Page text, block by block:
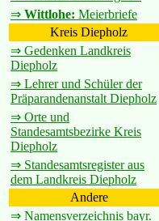
⇒ Wittlohe: Meierbriefe
Kreis Diepholz
⇒ Gedenken Landkreis
Diepholz
⇒ Lehrer und Schüler der
Präparandenanstalt Diepholz
⇒ Orte und
Standesamtsbezirke Kreis
Diepholz
⇒ Standesamtsregister aus
dem Landkreis Diepholz
Andere
⇒ Namensverzeichnis bayr.